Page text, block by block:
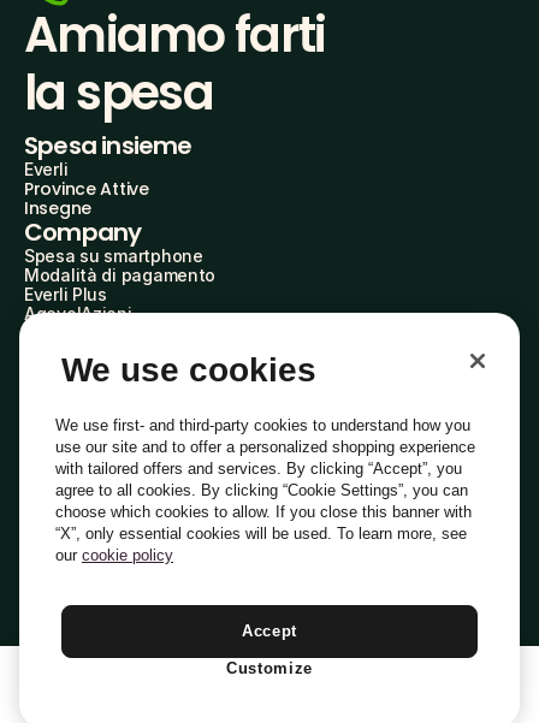
Amiamo farti
la spesa
Spesa insieme
Everli
Province Attive
Insegne
Company
Spesa su smartphone
Modalità di pagamento
Everli Plus
AgevolAzioni
Everli Shoppers
Scopri chi siamo
Domande frequenti
Lavora con noi
Diventa Shopper
Investitori
PrivacyCookiePreferenze Cookie
Termini e Condizioni
Italiano
We use cookies
We use first- and third-party cookies to understand how you
use our site and to offer a personalized shopping experience
with tailored offers and services. By clicking “Accept”, you
agree to all cookies. By clicking “Cookie Settings”, you can
choose which cookies to allow. If you close this banner with
“X”, only essential cookies will be used. To learn more, see
our cookie policy
Accept
Customize